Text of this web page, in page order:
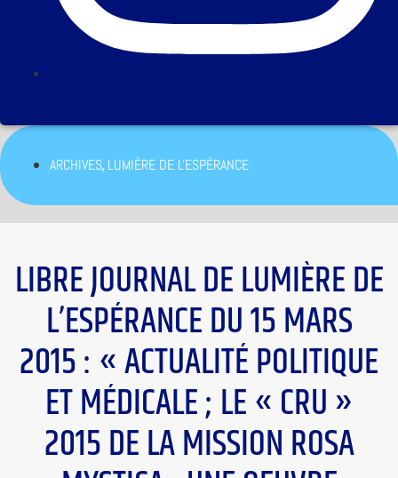
ARCHIVES,LUMIÈRE DE L'ESPÉRANCE
LIBRE JOURNAL DE LUMIÈRE DE
L’ESPÉRANCE DU 15 MARS
2015 : « ACTUALITÉ POLITIQUE
ET MÉDICALE ; LE « CRU »
2015 DE LA MISSION ROSA